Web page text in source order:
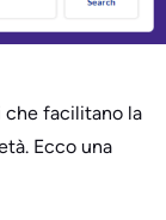
che facilitano la
Ecco una